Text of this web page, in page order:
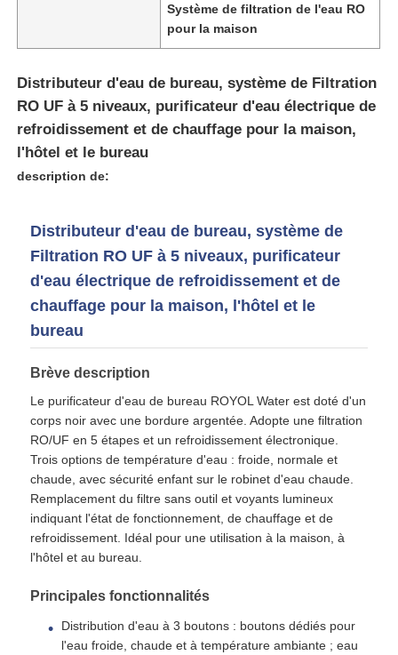
Contrôle de la qualité
Contact
nouvelles
Adoucisseur d'eau
logement de filtre d'eau
Membrane RO résidentiel
stérilisateur UV de l'eau
Raccords de connexion pour filtre à eau
Membrane industrielle de RO
Logement de membrane de RO
Système de filtration de l'eau RO
pour la maison
Distributeur d'eau de bureau, système de Filtration
RO UF à 5 niveaux, purificateur d'eau électrique de
refroidissement et de chauffage pour la maison,
l'hôtel et le bureau
description de:
Distributeur d'eau de bureau, système de
Filtration RO UF à 5 niveaux, purificateur
d'eau électrique de refroidissement et de
chauffage pour la maison, l'hôtel et le
bureau
Brève description
Le purificateur d'eau de bureau ROYOL Water est doté d'un
corps noir avec une bordure argentée. Adopte une filtration
RO/UF en 5 étapes et un refroidissement électronique.
Trois options de température d'eau : froide, normale et
chaude, avec sécurité enfant sur le robinet d'eau chaude.
Remplacement du filtre sans outil et voyants lumineux
indiquant l'état de fonctionnement, de chauffage et de
refroidissement. Idéal pour une utilisation à la maison, à
l'hôtel et au bureau.
Principales fonctionnalités
Distribution d'eau à 3 boutons : boutons dédiés pour
l'eau froide, chaude et à température ambiante ; eau